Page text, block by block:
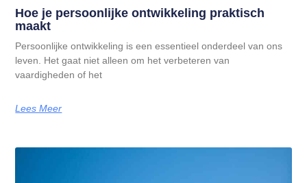
Hoe je persoonlijke ontwikkeling praktisch
maakt
Persoonlijke ontwikkeling is een essentieel onderdeel van ons
leven. Het gaat niet alleen om het verbeteren van
vaardigheden of het
Lees Meer